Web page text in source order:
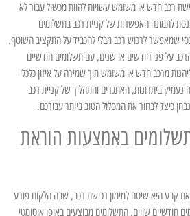
רכב חדש או משומש עשויות להוות מכשול עבור לא
לתמונה האפשרות של קניית רכב בתשלומים
שמאפשר לרכוש רכב מבלי להכביד על התקציב השוטף.
על פני חודשים או שנים, עם תשלומים חודשיים
מרכב חדש או משומש תוך שמירה על איזון כלכלי
נעמיק ביתרונות, האתגרים והתהליך של קניית רכב
כיצד לבחור את המסלול הטוב ביותר עבורכם.
באמצעות הוראת
קבע היא שיטה למימון רכישת רכב, שבה הלקוח פורע
חודשיים שווים. התשלומים מבוצעים באופן אוטומטי